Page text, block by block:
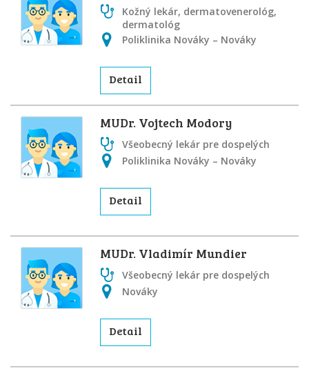
Kožný lekár, dermatovenerológ,
dermatológ
Poliklinika Nováky – Nováky
Detail
MUDr. Vojtech Modory
Všeobecný lekár pre dospelých
Poliklinika Nováky – Nováky
Detail
MUDr. Vladimír Mundier
Všeobecný lekár pre dospelých
Nováky
Detail